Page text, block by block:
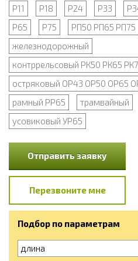
Р11
Р18 Р24 Р33
Р65
Р75 РП50 РП65 РП75
железнодорожный
контррельсовый РК50 РК65
остряковый ОР43 ОР50 ОР65
рамный РР65
трамвайный
усовиковый УР65
Отправить заявку
Перезвоните мне
Подбор по параметрам
длина